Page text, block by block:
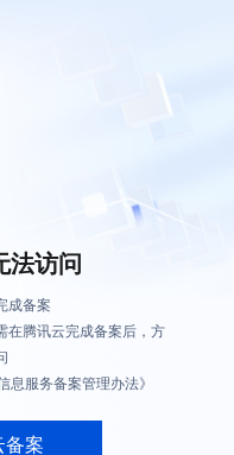
法访问
成备案
在腾讯云完成备案后，方
息服务备案管理办法》
备案